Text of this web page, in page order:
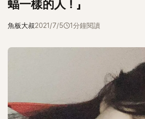
蝠一樣的人！」
魚板大叔2021/7/5 1分鐘閱讀